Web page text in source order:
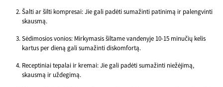
Šalti ar šilti kompresai: Jie gali padėti sumažinti patinimą ir palengvinti
skausmą.
Sėdimosios vonios: Mirkymasis šiltame vandenyje 10-15 minučių kelis
kartus per dieną gali sumažinti diskomfortą.
Receptiniai tepalai ir kremai: Jie gali padėti sumažinti niežėjimą,
skausmą ir uždegimą.